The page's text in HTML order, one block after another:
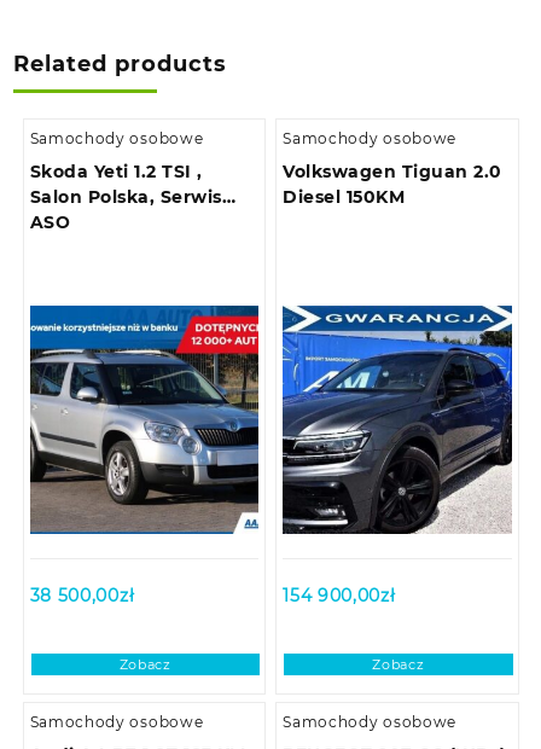
Related products
Samochody osobowe
Skoda Yeti 1.2 TSI ,
Salon Polska, Serwis
ASO
38 500,00zł
Zobacz
Samochody osobowe
Volkswagen Tiguan 2.0
Diesel 150KM
154 900,00zł
Zobacz
Samochody osobowe Samochody osobowe